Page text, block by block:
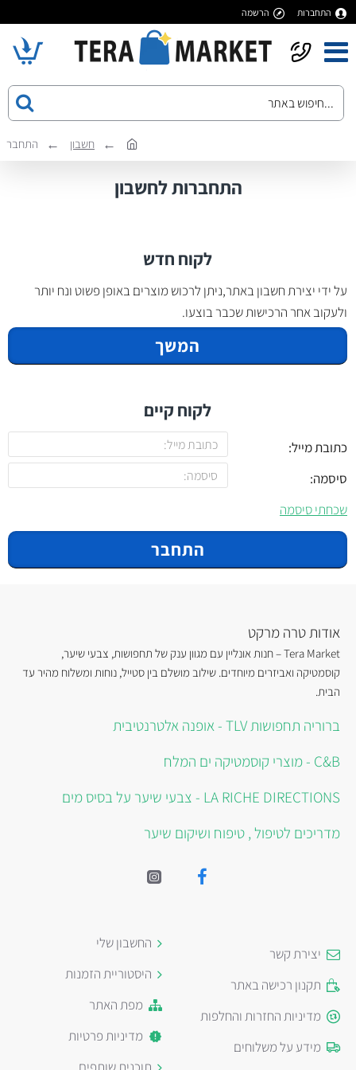
התחברות הרשמה
חשבון התחבר
התחברות לחשבון
לקוח חדש
על ידי יצירת חשבון באתר,ניתן לרכוש מוצרים באופן פשוט ונח יותר
ולעקוב אחר הרכישות שכבר בוצעו.
המשך
לקוח קיים
כתובת מייל:
סיסמה:
שכחתי סיסמה
התחבר
אודות טרה מרקט
Tera Market – חנות אונליין עם מגוון ענק של תחפושות, צבעי שיער,
קוסמטיקה ואביזרים מיוחדים. שילוב מושלם בין סטייל, נוחות ומשלוח מהיר עד
הבית.
ברוריה תחפושות TLV - אופנה אלטרנטיבית
C&B - מוצרי קוסמטיקה ים המלח
LA RICHE DIRECTIONS - צבעי שיער על בסיס מים
מדריכים לטיפול , טיפוח ושיקום שיער
יצירת קשר
תקנון רכישה באתר
מדיניות החזרות והחלפות
מידע על משלוחים
החשבון שלי
היסטוריית הזמנות
מפת האתר
מדיניות פרטיות